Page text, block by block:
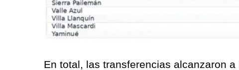
En total, las transferencias alcanzaron